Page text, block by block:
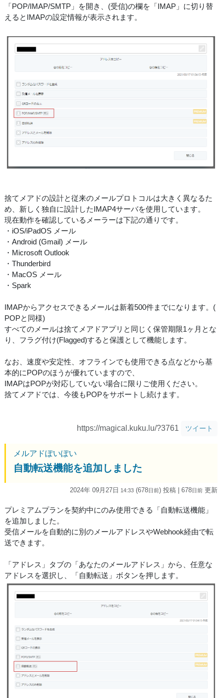
「POP/IMAP/SMTP」を開き、(受信)の欄を「IMAP」に切り替
えるとIMAPの設定情報が表示されます。
捨てメアドの設計と従来のメールプロトコルは大きく異なるた
め、新しく独自に設計したIMAP4サーバを使用しています。
現在動作を確認しているメーラーは下記の通りです。
・iOS/iPadOS メール
・Android (Gmail) メール
・Microsoft Outlook
・Thunderbird
・MacOS メール
・Spark
IMAPからアクセスできるメールは新着500件までになります。(
POPと同様)
すべてのメールは捨てメアドアプリと同じく保管期限1ヶ月とな
り、フラグ付け(Flagged)すると保護として機能します。
なお、速度や安定性、オフラインでも使用できる点などから基
本的にPOPのほうが優れていますので、
IMAPはPOPが対応していない場合に限りご使用ください。
捨てメアドでは、今後もPOPをサポートし続けます。
https://magical.kuku.lu/?3761 ツイート
メルアドぽいぽい
自動転送機能を追加しました
2024年 09月27日 14:33 (678日前) 投稿 | 678日前 更新
プレミアムプランを契約中にのみ使用できる「自動転送機能」
を追加しました。
受信メールを自動的に別のメールアドレスやWebhook経由で転
送できます。
「アドレス」タブの「あなたのメールアドレス」から、任意な
アドレスを選択し、「自動転送」ボタンを押します。